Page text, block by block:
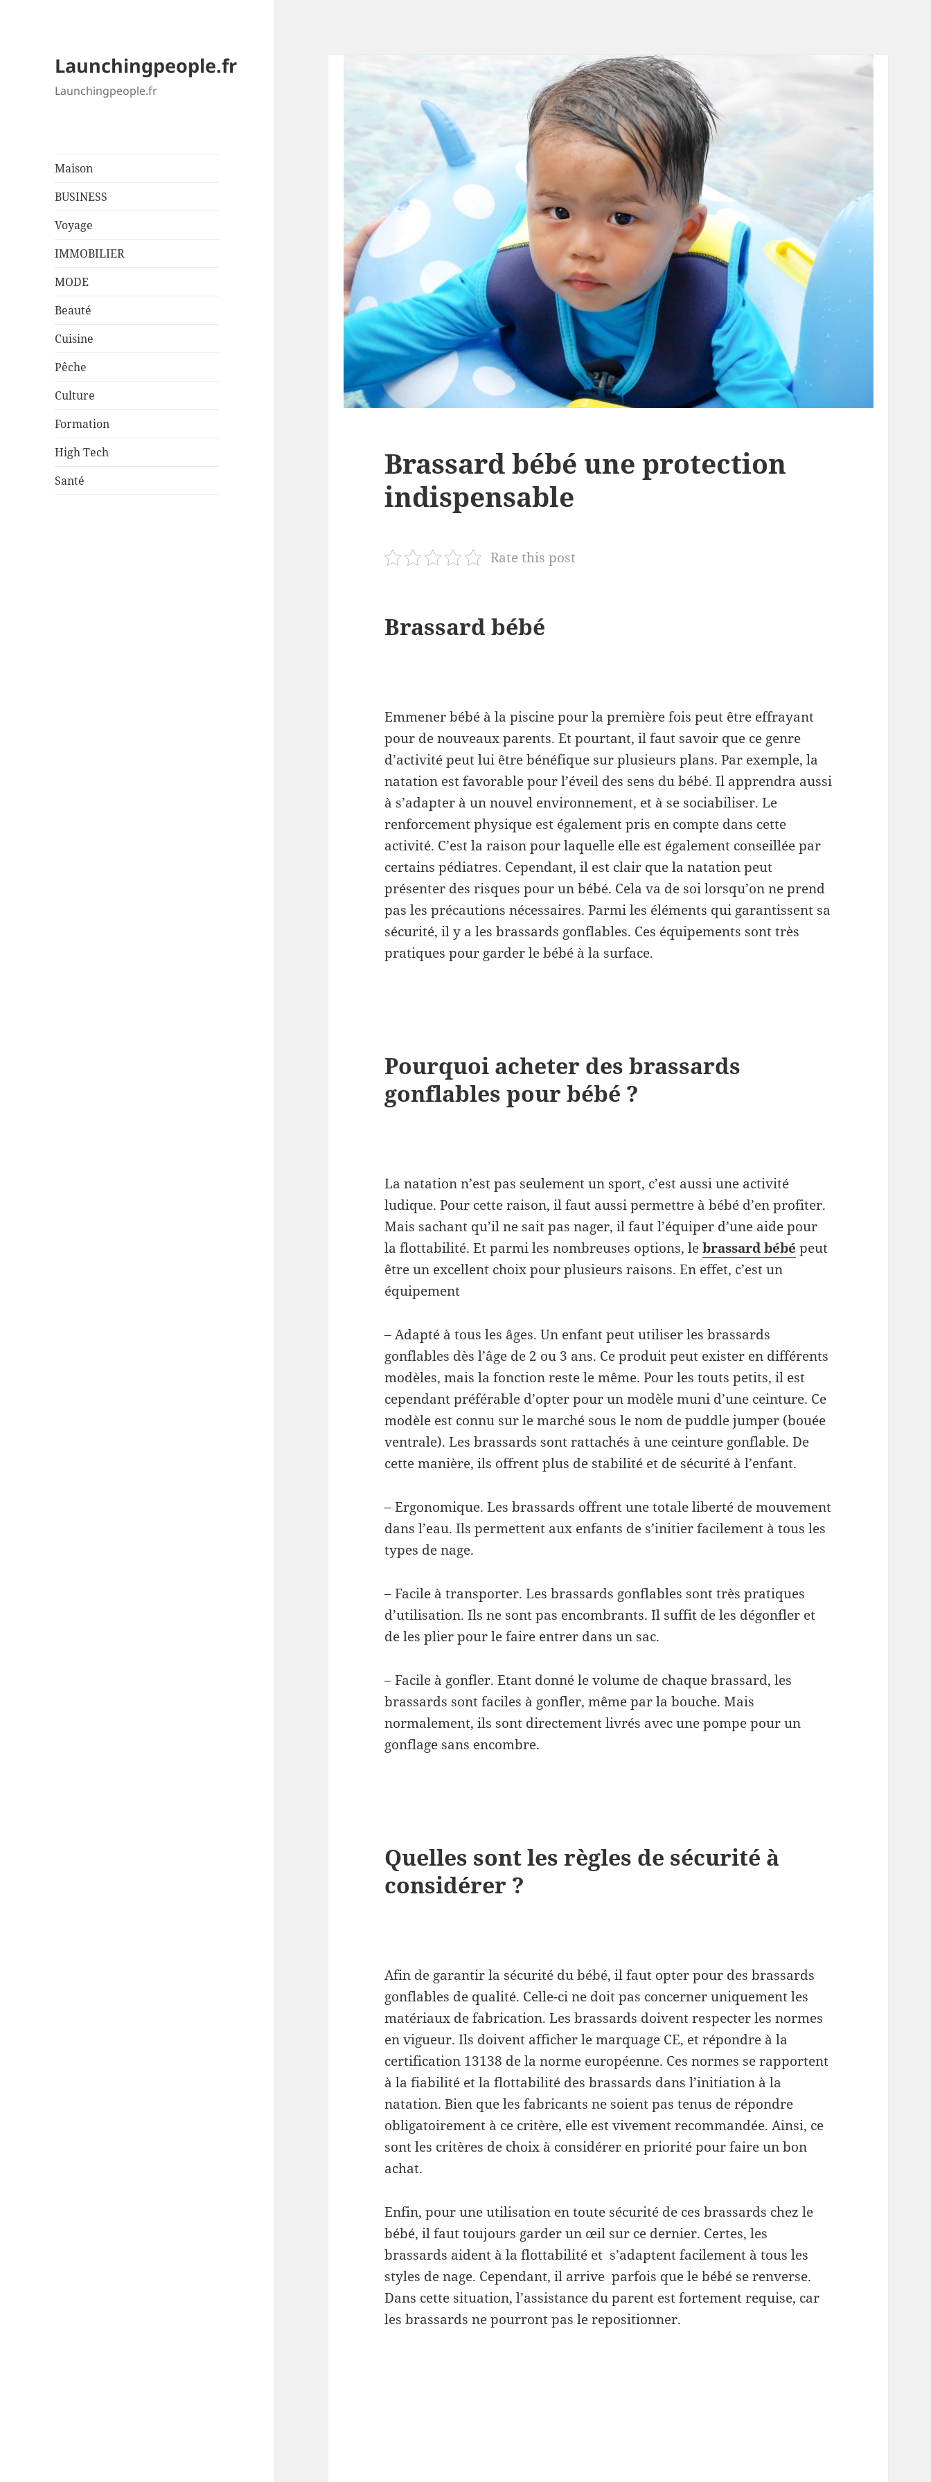
Launchingpeople.fr
Launchingpeople.fr
Maison
BUSINESS
Voyage
IMMOBILIER
MODE
Beauté
Cuisine
Pêche
Culture
Formation
High Tech
Santé
Brassard bébé une protection
indispensable
Rate this post
Brassard bébé
Emmener bébé à la piscine pour la première fois peut être effrayant
pour de nouveaux parents. Et pourtant, il faut savoir que ce genre
d’activité peut lui être bénéfique sur plusieurs plans. Par exemple, la
natation est favorable pour l’éveil des sens du bébé. Il apprendra aussi
à s’adapter à un nouvel environnement, et à se sociabiliser. Le
renforcement physique est également pris en compte dans cette
activité. C’est la raison pour laquelle elle est également conseillée par
certains pédiatres. Cependant, il est clair que la natation peut
présenter des risques pour un bébé. Cela va de soi lorsqu’on ne prend
pas les précautions nécessaires. Parmi les éléments qui garantissent sa
sécurité, il y a les brassards gonflables. Ces équipements sont très
pratiques pour garder le bébé à la surface.
Pourquoi acheter des brassards
gonflables pour bébé ?
La natation n’est pas seulement un sport, c’est aussi une activité
ludique. Pour cette raison, il faut aussi permettre à bébé d’en profiter.
Mais sachant qu’il ne sait pas nager, il faut l’équiper d’une aide pour
la flottabilité. Et parmi les nombreuses options, lebrassard bébé peut
être un excellent choix pour plusieurs raisons. En effet, c’est un
équipement
– Adapté à tous les âges. Un enfant peut utiliser les brassards
gonflables dès l’âge de 2 ou 3 ans. Ce produit peut exister en différents
modèles, mais la fonction reste le même. Pour les touts petits, il est
cependant préférable d’opter pour un modèle muni d’une ceinture. Ce
modèle est connu sur le marché sous le nom de puddle jumper (bouée
ventrale). Les brassards sont rattachés à une ceinture gonflable. De
cette manière, ils offrent plus de stabilité et de sécurité à l’enfant.
– Ergonomique. Les brassards offrent une totale liberté de mouvement
dans l’eau. Ils permettent aux enfants de s’initier facilement à tous les
types de nage.
– Facile à transporter. Les brassards gonflables sont très pratiques
d’utilisation. Ils ne sont pas encombrants. Il suffit de les dégonfler et
de les plier pour le faire entrer dans un sac.
– Facile à gonfler. Etant donné le volume de chaque brassard, les
brassards sont faciles à gonfler, même par la bouche. Mais
normalement, ils sont directement livrés avec une pompe pour un
gonflage sans encombre.
Quelles sont les règles de sécurité à
considérer ?
Afin de garantir la sécurité du bébé, il faut opter pour des brassards
gonflables de qualité. Celle-ci ne doit pas concerner uniquement les
matériaux de fabrication. Les brassards doivent respecter les normes
en vigueur. Ils doivent afficher le marquage CE, et répondre à la
certification 13138 de la norme européenne. Ces normes se rapportent
à la fiabilité et la flottabilité des brassards dans l’initiation à la
natation. Bien que les fabricants ne soient pas tenus de répondre
obligatoirement à ce critère, elle est vivement recommandée. Ainsi, ce
sont les critères de choix à considérer en priorité pour faire un bon
achat.
Enfin, pour une utilisation en toute sécurité de ces brassards chez le
bébé, il faut toujours garder un œil sur ce dernier. Certes, les
brassards aident à la flottabilité et s’adaptent facilement à tous les
styles de nage. Cependant, il arrive parfois que le bébé se renverse.
Dans cette situation, l’assistance du parent est fortement requise, car
les brassards ne pourront pas le repositionner.